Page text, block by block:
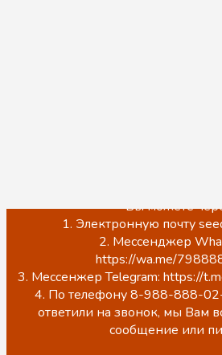
Вы можете
1. Электронную почту
2. Мессенджер
https://wa.me/
3. Мессенжер Telegram: https://
4. По телефону 8-988-888-
ответили на звонок, мы Вам
сообщение или